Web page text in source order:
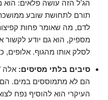
הג'ל הזה עושה פלאים: הוא
תורם לתחושת שובע
לדם, מה שאומר פחות
לסלק אותו מהגוף. אלופים,
סיבים בלתי מסיסים: אלה
הם לא מתמוססים במים.
העיקרי הוא להוסיף נפח